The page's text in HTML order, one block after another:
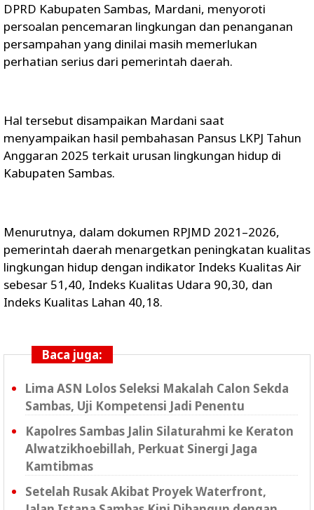
DPRD Kabupaten Sambas, Mardani, menyoroti
persoalan pencemaran lingkungan dan penanganan
persampahan yang dinilai masih memerlukan
perhatian serius dari pemerintah daerah.
Hal tersebut disampaikan Mardani saat
menyampaikan hasil pembahasan Pansus LKPJ Tahun
Anggaran 2025 terkait urusan lingkungan hidup di
Kabupaten Sambas.
Menurutnya, dalam dokumen RPJMD 2021–2026,
pemerintah daerah menargetkan peningkatan kualitas
lingkungan hidup dengan indikator Indeks Kualitas Air
sebesar 51,40, Indeks Kualitas Udara 90,30, dan
Indeks Kualitas Lahan 40,18.
Baca juga:
Lima ASN Lolos Seleksi Makalah Calon Sekda
Sambas, Uji Kompetensi Jadi Penentu
Kapolres Sambas Jalin Silaturahmi ke Keraton
Alwatzikhoebillah, Perkuat Sinergi Jaga
Kamtibmas
Setelah Rusak Akibat Proyek Waterfront,